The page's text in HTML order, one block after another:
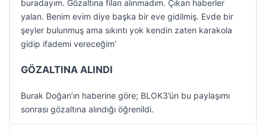
buradayım. Gözaltına filan alınmadım. Çıkan haberler
yalan. Benim evim diye başka bir eve gidilmiş. Evde bir
şeyler bulunmuş ama sıkıntı yok kendin zaten karakola
gidip ifademi vereceğim’
GÖZALTINA ALINDI
Burak Doğan’ın haberine göre; BLOK3’ün bu paylaşımı
sonrası gözaltına alındığı öğrenildi.